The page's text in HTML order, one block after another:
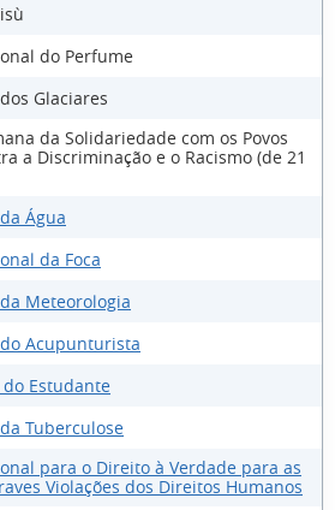
do Perfume
Glaciares
da Solidariedade com os Povos
a Discriminação e o Racismo (de 21
Água
da Foca
Meteorologia
Acupunturista
Estudante
Tuberculose
para o Direito à Verdade para as
Violações dos Direitos Humanos